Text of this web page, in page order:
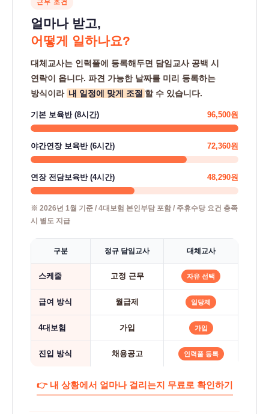
근무 조건
얼마나 받고,
어떻게 일하나요?
대체교사는 인력풀에 등록해두면 담임교사 공백 시
연락이 옵니다. 파견 가능한 날짜를 미리 등록하는
방식이라 내 일정에 맞게 조절 할 수 있습니다.
기본 보육반 (8시간) 96,500원
야간연장 보육반 (6시간) 72,360원
연장 전담보육반 (4시간) 48,290원
※ 2026년 1월 기준 / 4대보험 본인부담 포함 / 주휴수당 요건 충족
시 별도 지급
구분 정규 담임교사 대체교사
스케줄 고정 근무 자유 선택
급여 방식 월급제 일당제
4대보험 가입 가입
진입 방식 채용공고 인력풀 등록
👉 내 상황에서 얼마나 걸리는지 무료로 확인하기